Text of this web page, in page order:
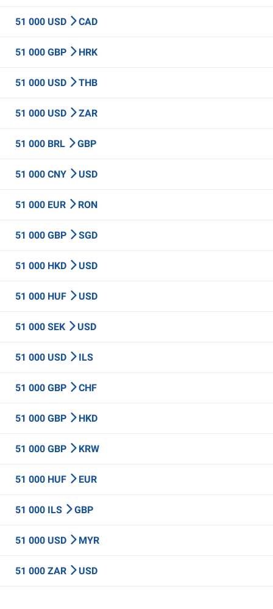
51 000 USD CAD
51 000 GBP HRK
51 000 USD THB
51 000 USD ZAR
51 000 BRL GBP
51 000 CNY USD
51 000 EUR RON
51 000 GBP SGD
51 000 HKD USD
51 000 HUF USD
51 000 SEK USD
51 000 USD ILS
51 000 GBP CHF
51 000 GBP HKD
51 000 GBP KRW
51 000 HUF EUR
51 000 ILS GBP
51 000 USD MYR
51 000 ZAR USD